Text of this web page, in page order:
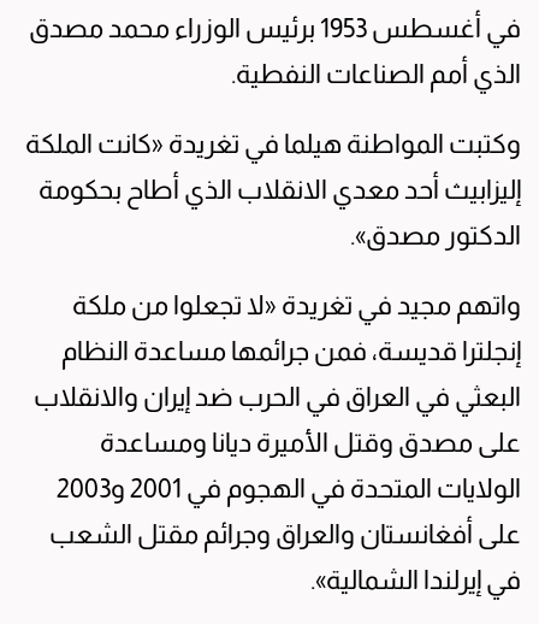
في أغسطس 1953 برئيس الوزراء محمد مصدق
الذي أمم الصناعات النفطية.
وكتبت المواطنة هيلما في تغريدة «كانت الملكة
إليزابيث أحد معدي الانقلاب الذي أطاح بحكومة
الدكتور مصدق».
واتهم مجيد في تغريدة «لا تجعلوا من ملكة
إنجلترا قديسة، فمن جرائمها مساعدة النظام
البعثي في العراق في الحرب ضد إيران والانقلاب
على مصدق وقتل الأميرة ديانا ومساعدة
الولايات المتحدة في الهجوم في 2001 و2003
على أفغانستان والعراق وجرائم مقتل الشعب
في إيرلندا الشمالية».